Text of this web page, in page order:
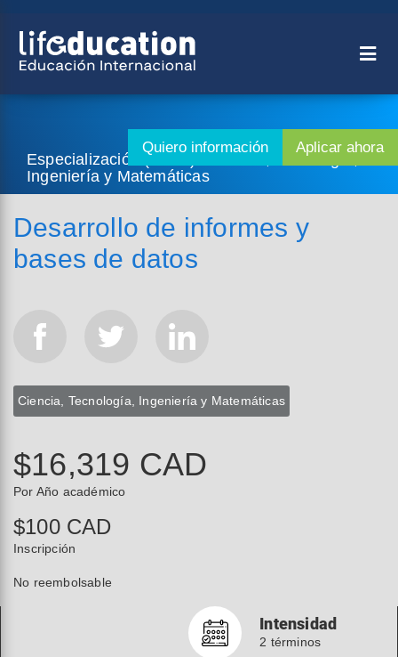
Especialización (1 año) - Ciencia, Tecnología,
Ingeniería y Matemáticas
Desarrollo de informes y
bases de datos
Ciencia, Tecnología, Ingeniería y Matemáticas
$16,319 CAD
Por Año académico
$100 CAD
Inscripción
No reembolsable
Intensidad
2 términos